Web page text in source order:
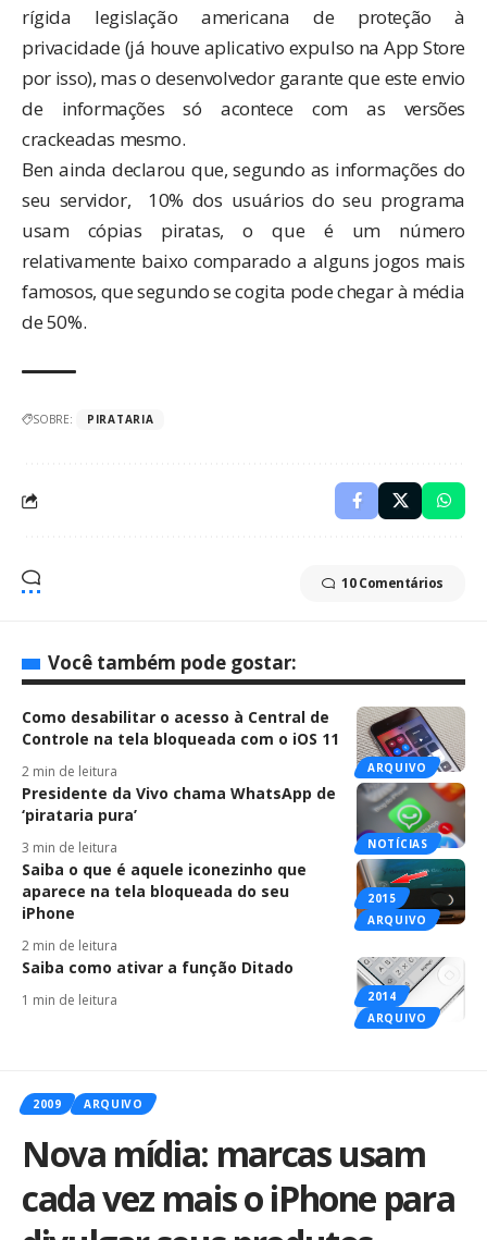
rígida legislação americana de proteção à
privacidade (já houve aplicativo expulso na App Store
por isso), mas o desenvolvedor garante que este envio
de informações só acontece com as versões
crackeadas mesmo.
Ben ainda declarou que, segundo as informações do
seu servidor, 10% dos usuários do seu programa
usam cópias piratas, o que é um número
relativamente baixo comparado a alguns jogos mais
famosos, que segundo se cogita pode chegar à média
de 50%.
SOBRE: PIRATARIA
10 Comentários
Você também pode gostar:
ARQUIVO
Como desabilitar o acesso à Central de
Controle na tela bloqueada com o iOS 11
2 min de leitura
NOTÍCIAS
Presidente da Vivo chama WhatsApp de
‘pirataria pura’
3 min de leitura
2015
ARQUIVO
Saiba o que é aquele iconezinho que
aparece na tela bloqueada do seu
iPhone
2 min de leitura
2014
ARQUIVO
Saiba como ativar a função Ditado
1 min de leitura
2009 ARQUIVO
Nova mídia: marcas usam
cada vez mais o iPhone para